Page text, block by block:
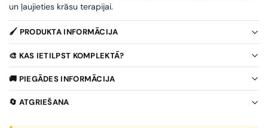
un ļaujieties krāsu terapijai.
🖌️ PRODUKTA INFORMĀCIJA
🎨 KAS IETILPST KOMPLEKTĀ?
🚚 PIEGĀDES INFORMĀCIJA
🔄 ATGRIEŠANA